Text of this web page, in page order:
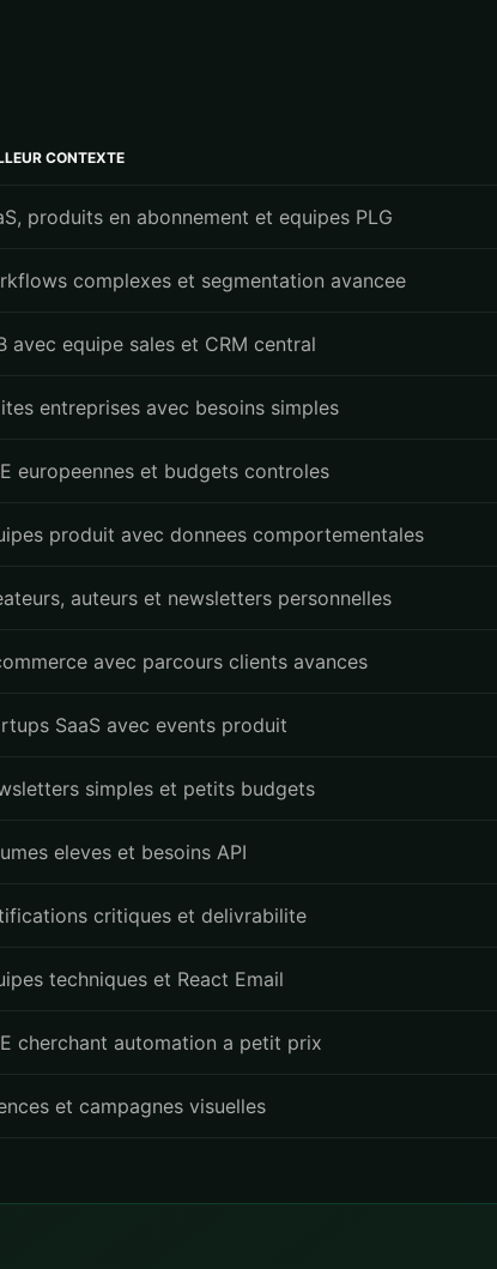
CONTEXTE
produits en abonnement et equipes PLG
complexes et segmentation avancee
avec equipe sales et CRM central
entreprises avec besoins simples
europeennes et budgets controles
produit avec donnees comportementales
auteurs et newsletters personnelles
avec parcours clients avances
SaaS avec events produit
simples et petits budgets
eleves et besoins API
critiques et delivrabilite
techniques et React Email
cherchant automation a petit prix
et campagnes visuelles